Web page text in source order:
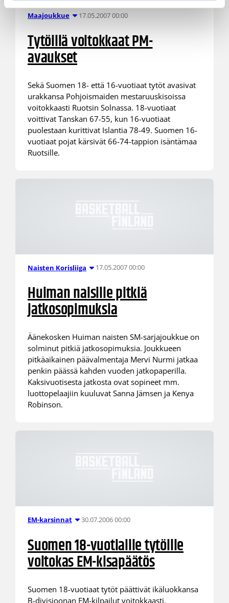
Maajoukkue 17.05.2007 00:00
Tytöillä voitokkaat PM-
avaukset
Sekä Suomen 18- että 16-vuotiaat tytöt avasivat
urakkansa Pohjoismaiden mestaruuskisoissa
voitokkaasti Ruotsin Solnassa. 18-vuotiaat
voittivat Tanskan 67-55, kun 16-vuotiaat
puolestaan kurittivat Islantia 78-49. Suomen 16-
vuotiaat pojat kärsivät 66-74-tappion isäntämaa
Ruotsille.
Naisten Korisliiga 17.05.2007 00:00
Huiman naisille pitkiä
jatkosopimuksia
Äänekosken Huiman naisten SM-sarjajoukkue on
solminut pitkiä jatkosopimuksia. Joukkueen
pitkäaikainen päävalmentaja Mervi Nurmi jatkaa
penkin päässä kahden vuoden jatkopaperilla.
Kaksivuotisesta jatkosta ovat sopineet mm.
luottopelaajiin kuuluvat Sanna Jämsen ja Kenya
Robinson.
EM-karsinnat 30.07.2006 00:00
Suomen 18-vuotiaille tytöille
voitokas EM-kisapäätös
Suomen 18-vuotiaat tytöt päättivät ikäluokkansa
B-divisioonan EM-kilpailut voitokkaasti.